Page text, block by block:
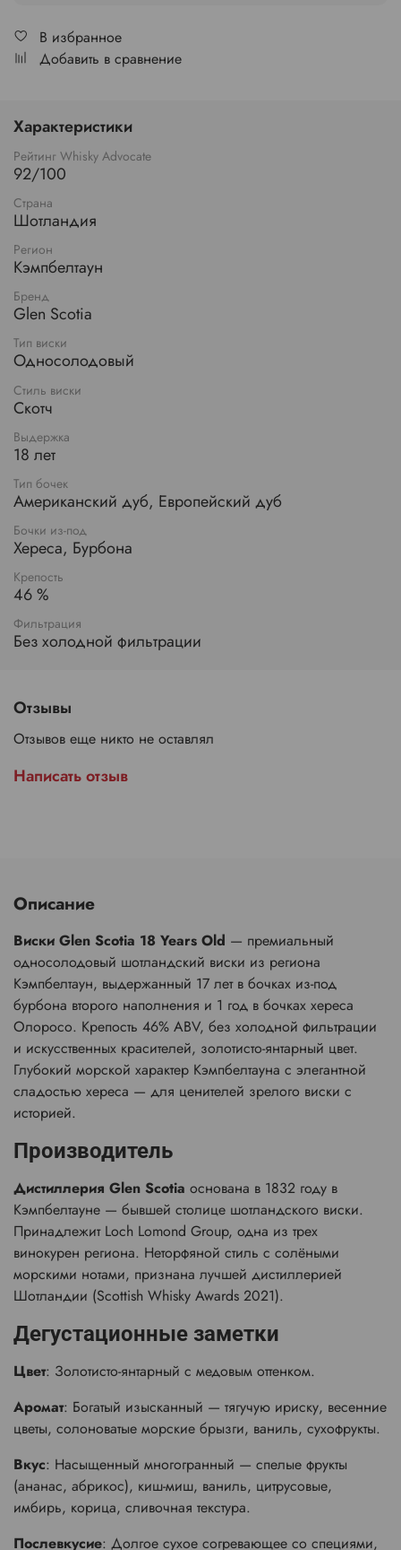
В избранное
Добавить в сравнение
Характеристики
Рейтинг Whisky Advocate
92/100
Страна
Шотландия
Регион
Кэмпбелтаун
Бренд
Glen Scotia
Тип виски
Односолодовый
Стиль виски
Скотч
Выдержка
18 лет
Тип бочек
Американский дуб, Европейский дуб
Бочки из-под
Хереса, Бурбона
Крепость
46 %
Фильтрация
Без холодной фильтрации
Отзывы
Отзывов еще никто не оставлял
Написать отзыв
Описание
Виски Glen Scotia 18 Years Old — премиальный
односолодовый шотландский виски из региона
Кэмпбелтаун, выдержанный 17 лет в бочках из-под
бурбона второго наполнения и 1 год в бочках хереса
Олоросо. Крепость 46% ABV, без холодной фильтрации
и искусственных красителей, золотисто-янтарный цвет.
Глубокий морской характер Кэмпбелтауна с элегантной
сладостью хереса — для ценителей зрелого виски с
историей.
Производитель
Дистиллерия Glen Scotia основана в 1832 году в
Кэмпбелтауне — бывшей столице шотландского виски.
Принадлежит Loch Lomond Group, одна из трех
винокурен региона. Неторфяной стиль с солёными
морскими нотами, признана лучшей дистиллерией
Шотландии (Scottish Whisky Awards 2021).
Дегустационные заметки
Цвет: Золотисто-янтарный с медовым оттенком.
Аромат: Богатый изысканный — тягучую ириску, весенние
цветы, солоноватые морские брызги, ваниль, сухофрукты.
Вкус: Насыщенный многогранный — спелые фрукты
(ананас, абрикос), киш-миш, ваниль, цитрусовые,
имбирь, корица, сливочная текстура.
Послевкусие: Долгое сухое согревающее со специями,